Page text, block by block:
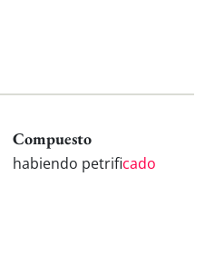
Compuesto
habiendo petrificado